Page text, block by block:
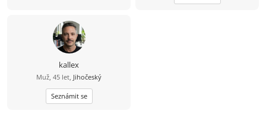
kallex
Muž, 45 let, Jihočeský
Seznámit se